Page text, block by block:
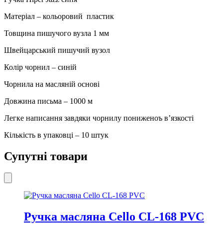
синя
кількість
Матеріал – кольоровий пластик
Товщина пишучого вузла 1 мм
Швейцарський пишучий вузол
Колір чорнил – синій
Чорнила на масляній основі
Довжина письма – 1000 м
Легке написання завдяки чорнилу пониженоъ в’язкості
Кількість в упаковці – 10 штук
Супутні товари
Ручка масляна Cello CL-168 PVC